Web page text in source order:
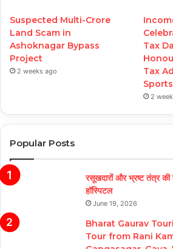
Suspected Multi-Crore
Land Scam in
Ashoknagar Bypass
Project
2 weeks ago
Tax
Tax
2
Popular Posts
रसूखदारों और भ्रष्ट तंत्र की
हॉस्पिटल
June 19, 2026
Bharat Gaurav
Tour from Rani